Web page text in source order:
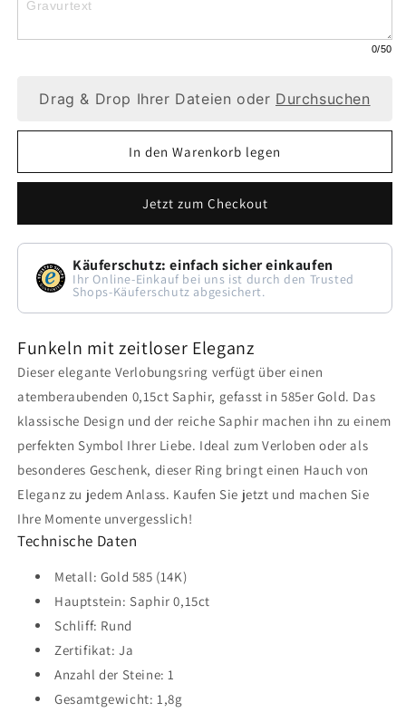
0/50
Drag & Drop Ihrer Dateien oder Durchsuchen
In den Warenkorb legen
Jetzt zum Checkout
Käuferschutz: einfach sicher einkaufen
Ihr Online-Einkauf bei uns ist durch den Trusted
Shops-Käuferschutz abgesichert.
Funkeln mit zeitloser Eleganz
Dieser elegante Verlobungsring verfügt über einen
atemberaubenden 0,15ct Saphir, gefasst in 585er Gold. Das
klassische Design und der reiche Saphir machen ihn zu einem
perfekten Symbol Ihrer Liebe. Ideal zum Verloben oder als
besonderes Geschenk, dieser Ring bringt einen Hauch von
Eleganz zu jedem Anlass. Kaufen Sie jetzt und machen Sie
Ihre Momente unvergesslich!
Technische Daten
Metall: Gold 585 (14K)
Hauptstein: Saphir 0,15ct
Schliff: Rund
Zertifikat: Ja
Anzahl der Steine: 1
Gesamtgewicht: 1,8g